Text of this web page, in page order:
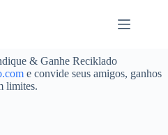
& Ganhe Reciklado
e convide seus amigos, ganhos
limites.